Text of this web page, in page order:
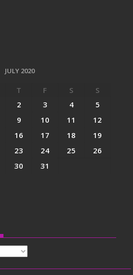
JULY 2020
T F S
S
2 3 4
5
9 10 11
12
16 17 18
19
23 24 25
26
30 31